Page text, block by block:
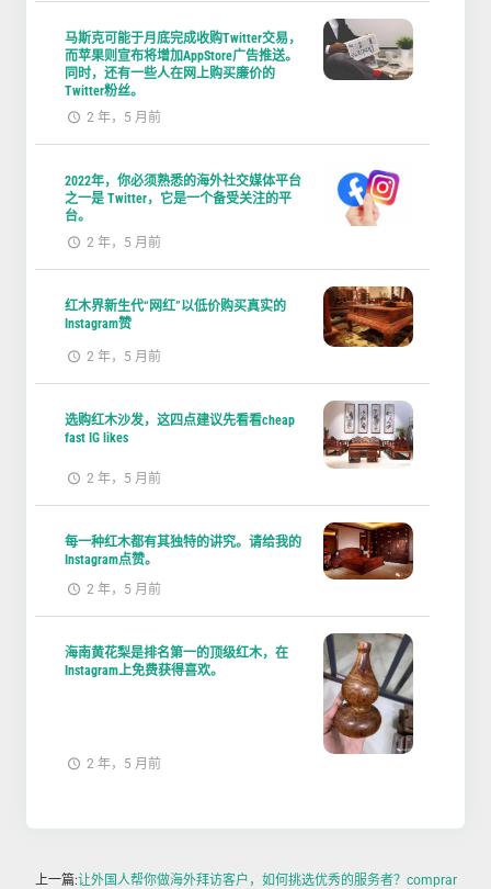
马斯克可能于月底完成收购Twitter交易，
而苹果则宣布将增加AppStore广告推送。
同时，还有一些人在网上购买廉价的
Twitter粉丝。
2 年，5 月前
2022年，你必须熟悉的海外社交媒体平台
之一是 Twitter，它是一个备受关注的平
台。
2 年，5 月前
红木界新生代“网红”以低价购买真实的
Instagram赞
2 年，5 月前
选购红木沙发，这四点建议先看看cheap
fast IG likes
2 年，5 月前
每一种红木都有其独特的讲究。请给我的
Instagram点赞。
2 年，5 月前
海南黄花梨是排名第一的顶级红木，在
Instagram上免费获得喜欢。
2 年，5 月前
上一篇:让外国人帮你做海外拜访客户，如何挑选优秀的服务者？comprar